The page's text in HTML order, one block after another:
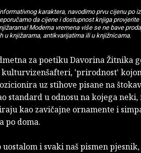
karaktera, navodimo prvu cijenu po
da cijene i dostupnost knjiga provjerite
Moderna vremena više se ne bave
u knjižarama, antikvarijatima ili u knjižnicama.
za poetiku Davorina Žitnika
kulturvizenšafteri, 'prirodnost'
uz stihove pisane na
standard u odnosu na kojega neki,
kao zavičajne ornamente i
po doma.
i svaki naš pismen